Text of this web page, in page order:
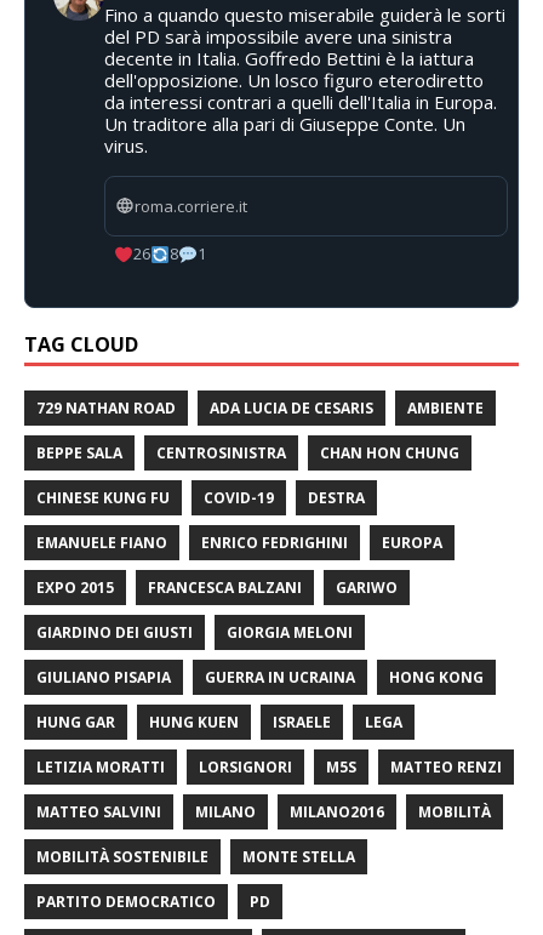
Fino a quando questo miserabile guiderà le sorti
del PD sarà impossibile avere una sinistra
decente in Italia. Goffredo Bettini è la iattura
dell'opposizione. Un losco figuro eterodiretto
da interessi contrari a quelli dell'Italia in Europa.
Un traditore alla pari di Giuseppe Conte. Un
virus.
roma.corriere.it
26 8 1
TAG CLOUD
729 NATHAN ROAD ADA LUCIA DE CESARIS AMBIENTE
BEPPE SALA CENTROSINISTRA CHAN HON CHUNG
CHINESE KUNG FU COVID-19 DESTRA
EMANUELE FIANO ENRICO FEDRIGHINI EUROPA
EXPO 2015 FRANCESCA BALZANI GARIWO
GIARDINO DEI GIUSTI GIORGIA MELONI
GIULIANO PISAPIA GUERRA IN UCRAINA HONG KONG
HUNG GAR HUNG KUEN ISRAELE LEGA
LETIZIA MORATTI LORSIGNORI M5S MATTEO RENZI
MATTEO SALVINI MILANO MILANO2016 MOBILITÀ
MOBILITÀ SOSTENIBILE MONTE STELLA
PARTITO DEMOCRATICO PD